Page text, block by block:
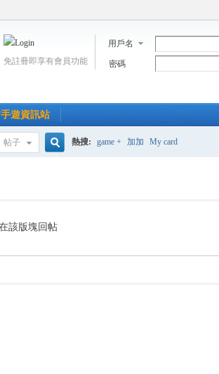
用戶名
密碼
免註冊即享有會員功能
遊資訊站
帖子
索
熱搜: game + 加加 My card
該版塊回帖